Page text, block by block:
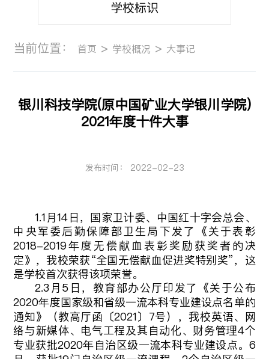
学校标识
当前位置： 首页 > 学校概况 > 大事记
银川科技学院(原中国矿业大学银川学院)
2021年度十件大事
发布时间： 2022-02-23
1.1月14日，国家卫计委、中国红十字会总会、
中央军委后勤保障部卫生局下发了《关于表彰
2018-2019年度无偿献血表彰奖励获奖者的决
定》，我校荣获“全国无偿献血促进奖特别奖”，这
是学校首次获得该项荣誉。
2.3月5日，教育部办公厅印发了《关于公布
2020年度国家级和省级一流本科专业建设点名单的
通知》（教高厅函〔2021〕7号），我校英语、网
络与新媒体、电气工程及其自动化、财务管理4个
专业获批2020年自治区级一流本科专业建设点。6